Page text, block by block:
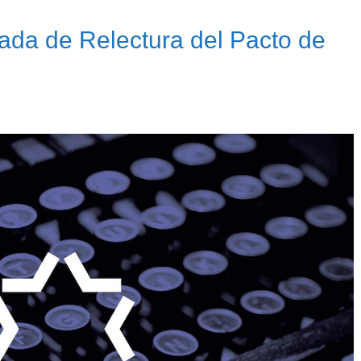
de Relectura del Pacto de